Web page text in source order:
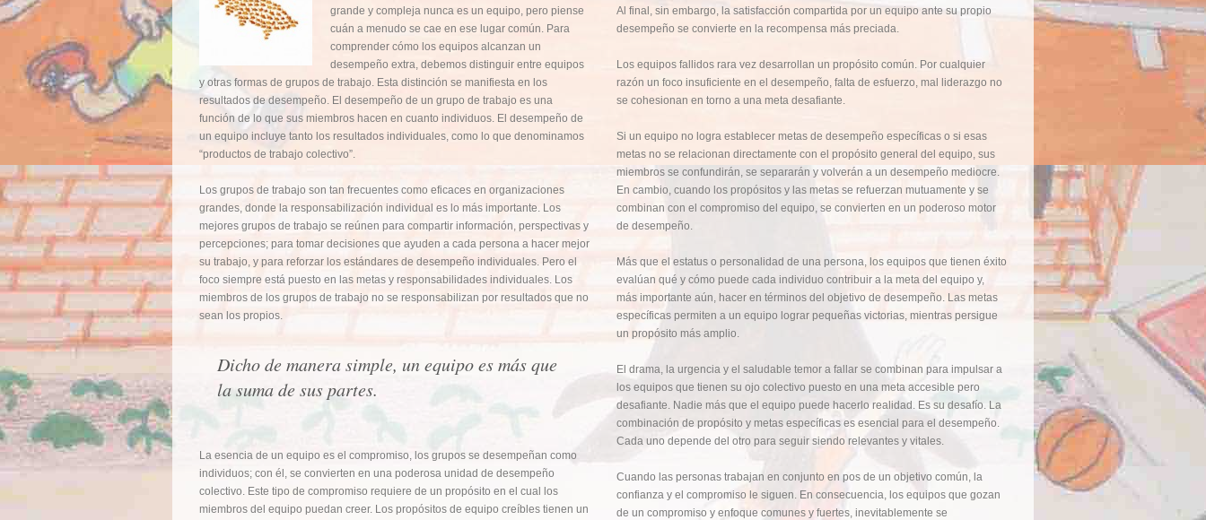
grande y compleja nunca es un equipo, pero piense
cuán a menudo se cae en ese lugar común. Para
comprender cómo los equipos alcanzan un
desempeño extra, debemos distinguir entre equipos
y otras formas de grupos de trabajo. Esta distinción se manifiesta en los
resultados de desempeño. El desempeño de un grupo de trabajo es una
función de lo que sus miembros hacen en cuanto individuos. El desempeño de
un equipo incluye tanto los resultados individuales, como lo que denominamos
“productos de trabajo colectivo”.
Los grupos de trabajo son tan frecuentes como eficaces en organizaciones
grandes, donde la responsabilización individual es lo más importante. Los
mejores grupos de trabajo se reúnen para compartir información, perspectivas y
percepciones; para tomar decisiones que ayuden a cada persona a hacer mejor
su trabajo, y para reforzar los estándares de desempeño individuales. Pero el
foco siempre está puesto en las metas y responsabilidades individuales. Los
miembros de los grupos de trabajo no se responsabilizan por resultados que no
sean los propios.
Dicho de manera simple, un equipo es más que
la suma de sus partes.
La esencia de un equipo es el compromiso, los grupos se desempeñan como
individuos; con él, se convierten en una poderosa unidad de desempeño
colectivo. Este tipo de compromiso requiere de un propósito en el cual los
miembros del equipo puedan creer. Los propósitos de equipo creíbles tienen un
Al final, sin embargo, la satisfacción compartida por un equipo ante su propio
desempeño se convierte en la recompensa más preciada.
Los equipos fallidos rara vez desarrollan un propósito común. Por cualquier
razón ­un foco insuficiente en el desempeño, falta de esfuerzo, mal liderazgo­ no
se cohesionan en torno a una meta desafiante.
Si un equipo no logra establecer metas de desempeño específicas o si esas
metas no se relacionan directamente con el propósito general del equipo, sus
miembros se confundirán, se separarán y volverán a un desempeño mediocre.
En cambio, cuando los propósitos y las metas se refuerzan mutuamente y se
combinan con el compromiso del equipo, se convierten en un poderoso motor
de desempeño.
Más que el estatus o personalidad de una persona, los equipos que tienen éxito
evalúan qué y cómo puede cada individuo contribuir a la meta del equipo y,
más importante aún, hacer en términos del objetivo de desempeño. Las metas
específicas permiten a un equipo lograr pequeñas victorias, mientras persigue
un propósito más amplio.
El drama, la urgencia y el saludable temor a fallar se combinan para impulsar a
los equipos que tienen su ojo colectivo puesto en una meta accesible pero
desafiante. Nadie más que el equipo puede hacerlo realidad. Es su desafío. La
combinación de propósito y metas específicas es esencial para el desempeño.
Cada uno depende del otro para seguir siendo relevantes y vitales.
Cuando las personas trabajan en conjunto en pos de un objetivo común, la
confianza y el compromiso le siguen. En consecuencia, los equipos que gozan
de un compromiso y enfoque comunes y fuertes, inevitablemente se